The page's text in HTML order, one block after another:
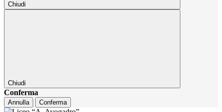
Chiudi
Chiudi
Conferma
Annulla Conferma